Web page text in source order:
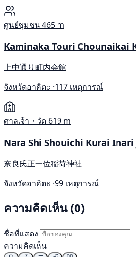
ศูนย์ชุมชน465 m
Kaminaka Touri Chounaikai
上中通り町内会館
จังหวัดอาคิตะ ·117 เหตุการณ์
ศาลเจ้า・วัด 619 m
Nara Shi Shouichi Kurai Inari
奈良氏正一位稲荷神社
จังหวัดอาคิตะ ·99 เหตุการณ์
ความคิดเห็น (0)
ชื่อที่แสดง
ความคิดเห็น